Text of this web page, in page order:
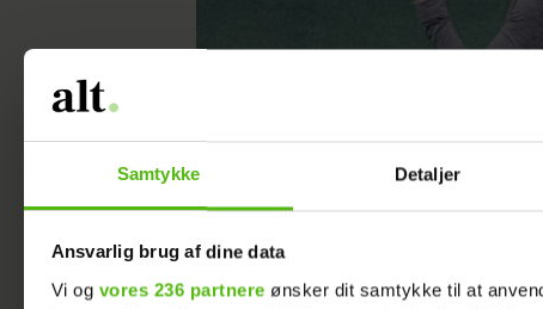
Samtykke Detaljer
Ansvarlig brug af dine data
Vi og vores 236 partnere ønsker dit samtykke til at